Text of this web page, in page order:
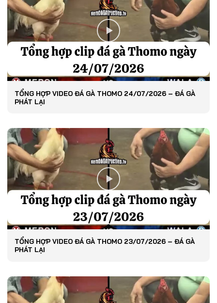
TỔNG HỢP VIDEO ĐÁ GÀ THOMO 24/07/2026 – ĐÁ GÀ
PHÁT LẠI
TỔNG HỢP VIDEO ĐÁ GÀ THOMO 23/07/2026 – ĐÁ GÀ
PHÁT LẠI